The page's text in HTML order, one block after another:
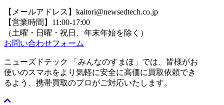
【メールアドレス】kaitori@newsedtech.co.jp
【営業時間】11:00-17:00
（土曜・日曜・祝日、年末年始を除く）
お問い合わせフォーム
ニューズドテック 「みんなのすまほ」では、皆様がお
使いのスマホをより気軽に安全に高価に買取依頼でき
るよう、携帯買取のプロがご対応いたします。